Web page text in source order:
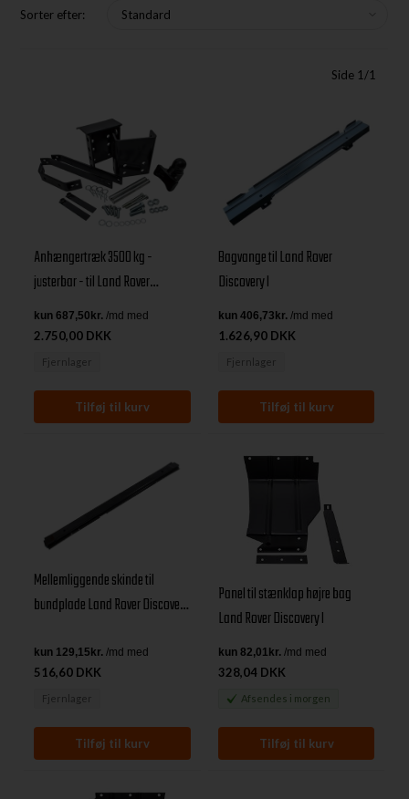
Sorter efter:
Side 1/1
Anhængertræk 3500 kg -
justerbar - til Land Rover
Discovery I
2.750,00 DKK
Fjernlager
Bagvange til Land Rover
Discovery I
1.626,90 DKK
Fjernlager
Mellemliggende skinde til
bundplade Land Rover Discovery
516,60 DKK
Fjernlager
Panel til stænklap højre bag
Land Rover Discovery I
328,04 DKK
Afsendes i morgen